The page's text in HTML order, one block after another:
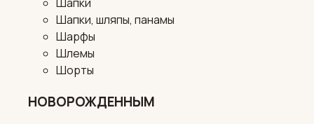
Шапки, шляпы, панамы
Шарфы
Шлемы
Шорты
НОВОРОЖДЕННЫМ